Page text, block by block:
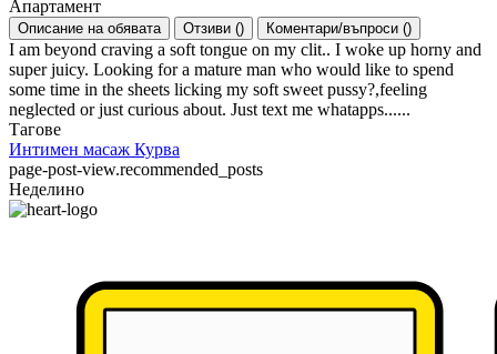
Апартамент
Описание на обявата Отзиви () Коментари/въпроси ()
I am beyond craving a soft tongue on my clit.. I woke up horny and
super juicy. Looking for a mature man who would like to spend
some time in the sheets licking my soft sweet pussy?,feeling
neglected or just curious about. Just text me whatapps......
Тагове
Интимен масаж Курва
page-post-view.recommended_posts
Неделино